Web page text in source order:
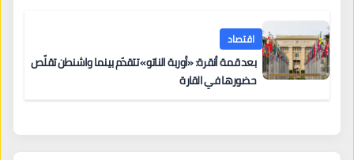
اقتصاد
بعد قمة أنقرة: «أوربة الناتو» تتقدّم بينما واشنطن تقلّص
حضورها في القارة